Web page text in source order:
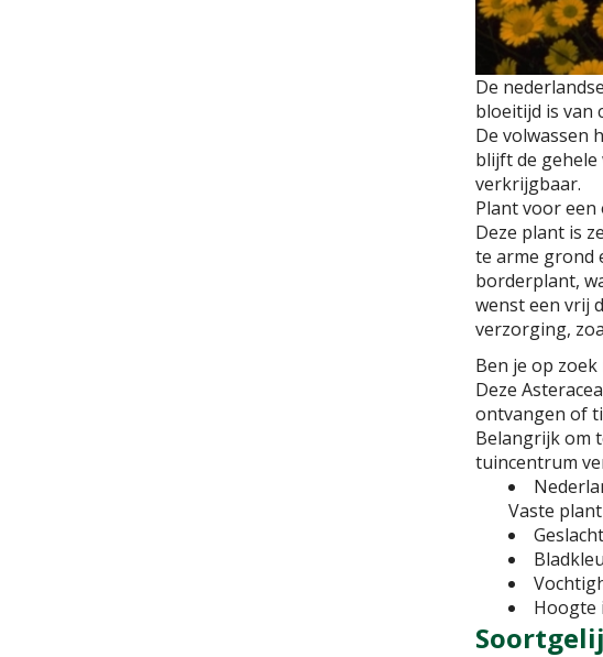
De
bloeitijd is van
De volwassen
blijft de gehele
verkrijgbaar.
Plant voor
Deze plant is
te arme grond
borderplant,
wenst een vrij
verzorging,
Ben je op
Deze
ontvangen of
Belangrijk om
tuincentrum
Vaste plant
Hoogte